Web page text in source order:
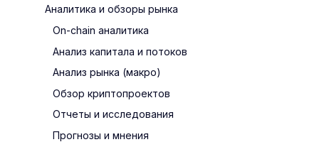
Аналитика и обзоры рынка
On-chain аналитика
Анализ капитала и потоков
Анализ рынка (макро)
Обзор криптопроектов
Отчеты и исследования
Прогнозы и мнения